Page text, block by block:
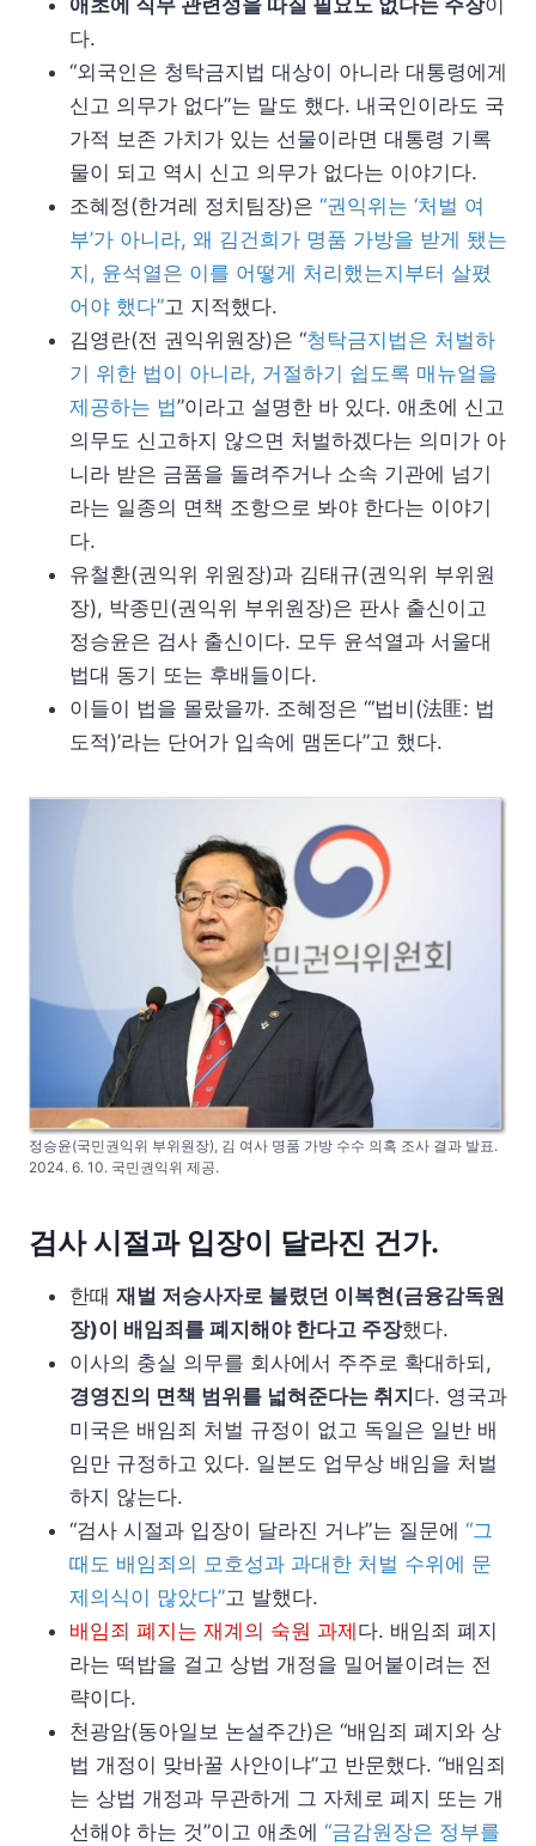
다.
“외국인은 청탁금지법 대상이 아니라 대통령에게
신고 의무가 없다”는 말도 했다. 내국인이라도 국
가적 보존 가치가 있는 선물이라면 대통령 기록
물이 되고 역시 신고 의무가 없다는 이야기다.
조혜정(한겨레 정치팀장)은 “권익위는 ‘처벌 여
부’가 아니라, 왜 김건희가 명품 가방을 받게 됐는
지, 윤석열은 이를 어떻게 처리했는지부터 살폈
어야 했다”고 지적했다.
김영란(전 권익위원장)은 “청탁금지법은 처벌하
기 위한 법이 아니라, 거절하기 쉽도록 매뉴얼을
제공하는 법”이라고 설명한 바 있다. 애초에 신고
의무도 신고하지 않으면 처벌하겠다는 의미가 아
니라 받은 금품을 돌려주거나 소속 기관에 넘기
라는 일종의 면책 조항으로 봐야 한다는 이야기
다.
유철환(권익위 위원장)과 김태규(권익위 부위원
장), 박종민(권익위 부위원장)은 판사 출신이고
정승윤은 검사 출신이다. 모두 윤석열과 서울대
법대 동기 또는 후배들이다.
이들이 법을 몰랐을까. 조혜정은 “‘법비(法匪: 법
도적)’라는 단어가 입속에 맴돈다”고 했다.
정승윤(국민권익위 부위원장), 김 여사 명품 가방 수수 의혹 조사 결과 발표.
2024. 6. 10. 국민권익위 제공.
검사 시절과 입장이 달라진 건가.
한때 재벌 저승사자로 불렸던 이복현(금융감독원
장)이 배임죄를 폐지해야 한다고 주장했다.
이사의 충실 의무를 회사에서 주주로 확대하되,
경영진의 면책 범위를 넓혀준다는 취지 다. 영국과
미국은 배임죄 처벌 규정이 없고 독일은 일반 배
임만 규정하고 있다. 일본도 업무상 배임을 처벌
하지 않는다.
“검사 시절과 입장이 달라진 거냐”는 질문에 “그
때도 배임죄의 모호성과 과대한 처벌 수위에 문
제의식이 많았다”고 발했다.
배임죄 폐지는 재계의 숙원 과제 다. 배임죄 폐지
라는 떡밥을 걸고 상법 개정을 밀어붙이려는 전
략이다.
천광암(동아일보 논설주간)은 “배임죄 폐지와 상
법 개정이 맞바꿀 사안이냐”고 반문했다. “배임죄
는 상법 개정과 무관하게 그 자체로 폐지 또는 개
선해야 하는 것”이고 애초에 “금감원장은 정부를